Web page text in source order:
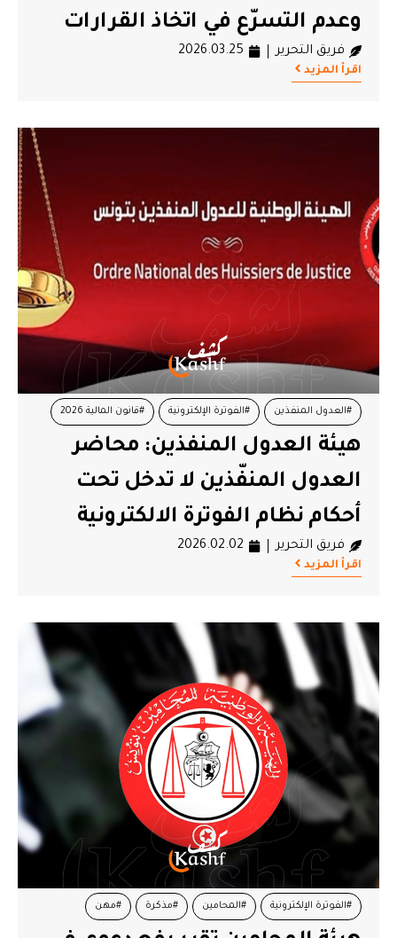
وعدم التسرّع في اتخاذ القرارات
فريق التحرير 2026.03.25
اقرأ المزيد
#العدول المنفذين #الفوترة الإلكترونية #قانون المالية 2026
#وزارة المالية
هيئة العدول المنفذين: محاضر
العدول المنفّذين لا تدخل تحت
أحكام نظام الفوترة الالكترونية
فريق التحرير 2026.02.02
اقرأ المزيد
#الفوترة الإلكترونية #المحامين #مذكرة #مهن